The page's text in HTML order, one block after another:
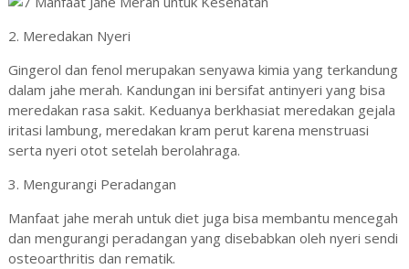
2. Meredakan Nyeri
Gingerol dan fenol merupakan senyawa kimia yang terkandung
dalam jahe merah. Kandungan ini bersifat antinyeri yang bisa
meredakan rasa sakit. Keduanya berkhasiat meredakan gejala
iritasi lambung, meredakan kram perut karena menstruasi
serta nyeri otot setelah berolahraga.
3. Mengurangi Peradangan
Manfaat jahe merah untuk diet juga bisa membantu mencegah
dan mengurangi peradangan yang disebabkan oleh nyeri sendi
osteoarthritis dan rematik.